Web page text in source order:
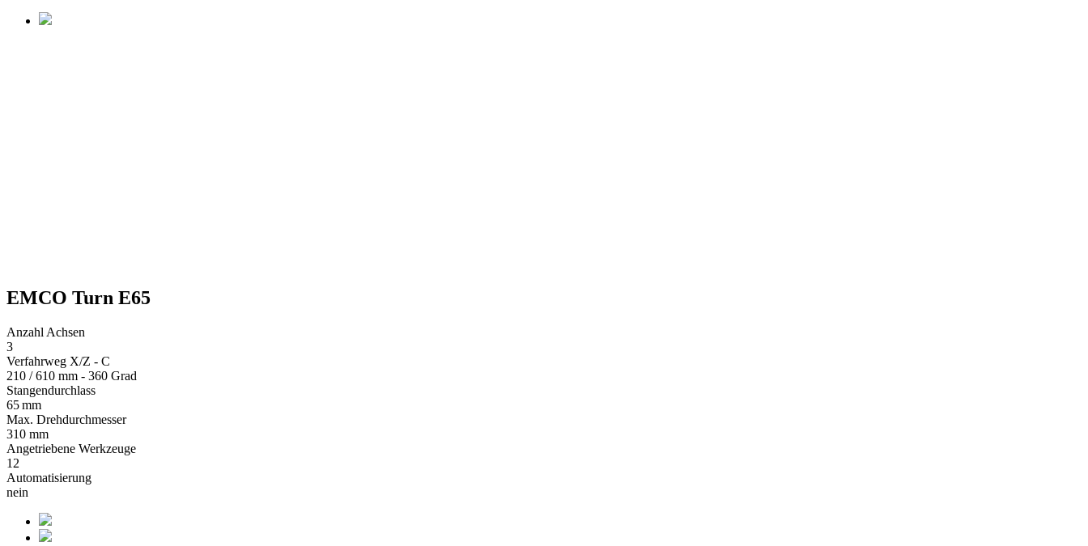
EMCO Turn E65
Anzahl Achsen
3
Verfahrweg X/Z - C
210 / 610 mm - 360 Grad
Stangendurchlass
65 mm
Max. Drehdurchmesser
310 mm
Angetriebene Werkzeuge
12
Automatisierung
nein